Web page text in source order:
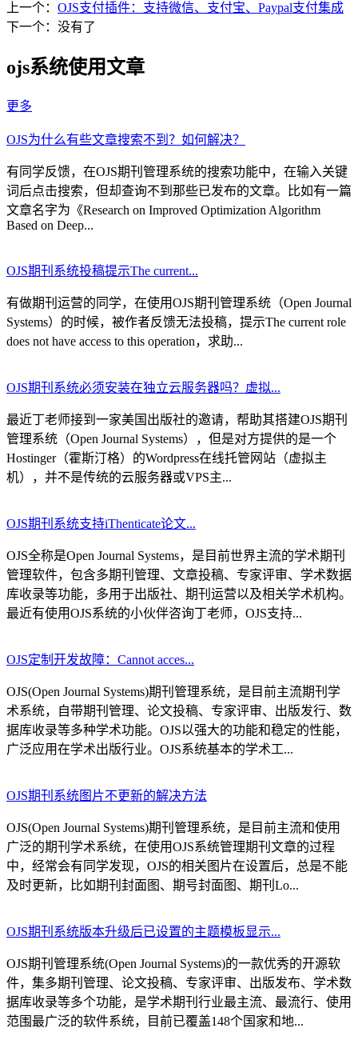
上一个： OJS支付插件：支持微信、支付宝、Paypal支付集成
下一个：没有了
ojs系统使用文章
更多
OJS为什么有些文章搜索不到？如何解决？
有同学反馈，在OJS期刊管理系统的搜索功能中，在输入关键
词后点击搜索，但却查询不到那些已发布的文章。比如有一篇
文章名字为《Research on Improved Optimization Algorithm
Based on Deep...
OJS期刊系统投稿提示The current...
有做期刊运营的同学，在使用OJS期刊管理系统（Open Journal
Systems）的时候，被作者反馈无法投稿，提示The current role
does not have access to this operation，求助...
OJS期刊系统必须安装在独立云服务器吗？虚拟...
最近丁老师接到一家美国出版社的邀请，帮助其搭建OJS期刊
管理系统（Open Journal Systems），但是对方提供的是一个
Hostinger（霍斯汀格）的Wordpress在线托管网站（虚拟主
机），并不是传统的云服务器或VPS主...
OJS期刊系统支持iThenticate论文...
OJS全称是Open Journal Systems，是目前世界主流的学术期刊
管理软件，包含多期刊管理、文章投稿、专家评审、学术数据
库收录等功能，多用于出版社、期刊运营以及相关学术机构。
最近有使用OJS系统的小伙伴咨询丁老师，OJS支持...
OJS定制开发故障：Cannot acces...
OJS(Open Journal Systems)期刊管理系统，是目前主流期刊学
术系统，自带期刊管理、论文投稿、专家评审、出版发行、数
据库收录等多种学术功能。OJS以强大的功能和稳定的性能，
广泛应用在学术出版行业。OJS系统基本的学术工...
OJS期刊系统图片不更新的解决方法
OJS(Open Journal Systems)期刊管理系统，是目前主流和使用
广泛的期刊学术系统，在使用OJS系统管理期刊文章的过程
中，经常会有同学发现，OJS的相关图片在设置后，总是不能
及时更新，比如期刊封面图、期号封面图、期刊Lo...
OJS期刊系统版本升级后已设置的主题模板显示...
OJS期刊管理系统(Open Journal Systems)的一款优秀的开源软
件，集多期刊管理、论文投稿、专家评审、出版发布、学术数
据库收录等多个功能，是学术期刊行业最主流、最流行、使用
范围最广泛的软件系统，目前已覆盖148个国家和地...